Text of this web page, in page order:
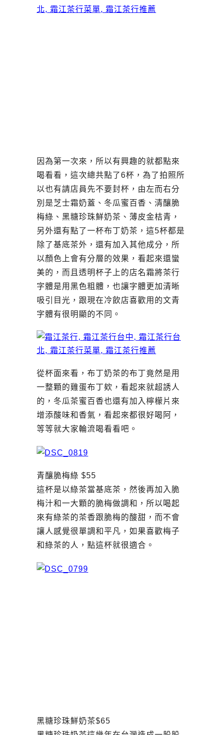
因為第一次來，所以有興趣的就都點來
喝看看，這次總共點了6杯，為了拍照所
以也有請店員先不要封杯，由左而右分
別是芝士霜奶蓋、冬瓜蜜百香、清釀脆
梅綠、黑糖珍珠鮮奶茶、薄皮金桔青，
另外還有點了一杯布丁奶茶，這5杯都是
除了基底茶外，還有加入其他成分，所
以顏色上會有分層的效果，看起來還蠻
美的，而且透明杯子上的店名霜將茶行
字體是用黑色粗體，也讓字體更加清晰
吸引目光，跟現在冷飲店喜歡用的文青
字體有很明顯的不同。
從杯面來看，布丁奶茶的布丁竟然是用
一整顆的雞蛋布丁欸，看起來就超誘人
的，冬瓜茶蜜百香也還有加入檸檬片來
增添酸味和香氣，看起來都很好喝阿，
等等就大家輪流喝看看吧。
青釀脆梅綠 $55
這杯是以綠茶當基底茶，然後再加入脆
梅汁和一大顆的脆梅做調和，所以喝起
來有綠茶的茶香跟脆梅的酸甜，而不會
讓人感覺很單調和平凡，如果喜歡梅子
和綠茶的人，點這杯就很適合。
黑糖珍珠鮮奶茶$65